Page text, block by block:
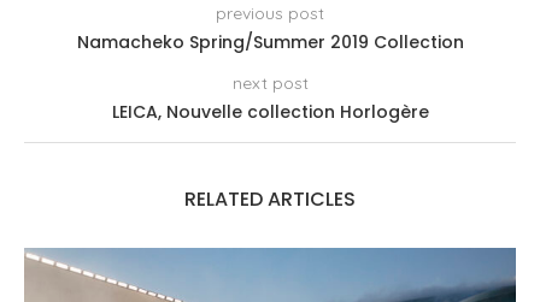
previous post
Namacheko Spring/Summer 2019 Collection
next post
LEICA, Nouvelle collection Horlogère
RELATED ARTICLES